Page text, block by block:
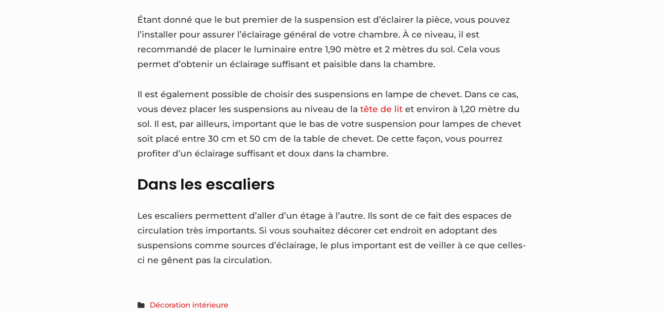
Étant donné que le but premier de la suspension est d’éclairer la pièce, vous pouvez
l’installer pour assurer l’éclairage général de votre chambre. À ce niveau, il est
recommandé de placer le luminaire entre 1,90 mètre et 2 mètres du sol. Cela vous
permet d’obtenir un éclairage suffisant et paisible dans la chambre.
Il est également possible de choisir des suspensions en lampe de chevet. Dans ce cas,
vous devez placer les suspensions au niveau de latête de lit et environ à 1,20 mètre du
sol. Il est, par ailleurs, important que le bas de votre suspension pour lampes de chevet
soit placé entre 30 cm et 50 cm de la table de chevet. De cette façon, vous pourrez
profiter d’un éclairage suffisant et doux dans la chambre.
Dans les escaliers
Les escaliers permettent d’aller d’un étage à l’autre. Ils sont de ce fait des espaces de
circulation très importants. Si vous souhaitez décorer cet endroit en adoptant des
suspensions comme sources d’éclairage, le plus important est de veiller à ce que celles-
ci ne gênent pas la circulation.
Décoration intérieure